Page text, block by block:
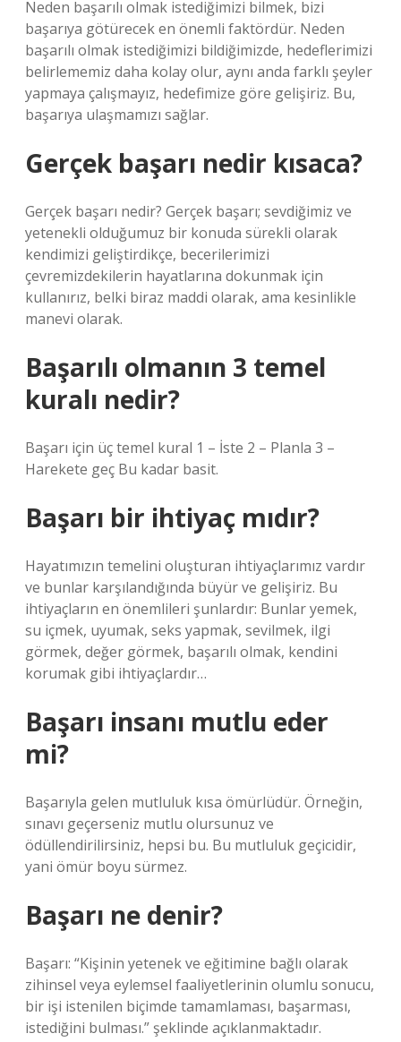
Neden başarılı olmak istediğimizi bilmek, bizi
başarıya götürecek en önemli faktördür. Neden
başarılı olmak istediğimizi bildiğimizde, hedeflerimizi
belirlememiz daha kolay olur, aynı anda farklı şeyler
yapmaya çalışmayız, hedefimize göre gelişiriz. Bu,
başarıya ulaşmamızı sağlar.
Gerçek başarı nedir kısaca?
Gerçek başarı nedir? Gerçek başarı; sevdiğimiz ve
yetenekli olduğumuz bir konuda sürekli olarak
kendimizi geliştirdikçe, becerilerimizi
çevremizdekilerin hayatlarına dokunmak için
kullanırız, belki biraz maddi olarak, ama kesinlikle
manevi olarak.
Başarılı olmanın 3 temel
kuralı nedir?
Başarı için üç temel kural 1 – İste 2 – Planla 3 –
Harekete geç Bu kadar basit.
Başarı bir ihtiyaç mıdır?
Hayatımızın temelini oluşturan ihtiyaçlarımız vardır
ve bunlar karşılandığında büyür ve gelişiriz. Bu
ihtiyaçların en önemlileri şunlardır: Bunlar yemek,
su içmek, uyumak, seks yapmak, sevilmek, ilgi
görmek, değer görmek, başarılı olmak, kendini
korumak gibi ihtiyaçlardır…
Başarı insanı mutlu eder
mi?
Başarıyla gelen mutluluk kısa ömürlüdür. Örneğin,
sınavı geçerseniz mutlu olursunuz ve
ödüllendirilirsiniz, hepsi bu. Bu mutluluk geçicidir,
yani ömür boyu sürmez.
Başarı ne denir?
Başarı: “Kişinin yetenek ve eğitimine bağlı olarak
zihinsel veya eylemsel faaliyetlerinin olumlu sonucu,
bir işi istenilen biçimde tamamlaması, başarması,
istediğini bulması.” şeklinde açıklanmaktadır.